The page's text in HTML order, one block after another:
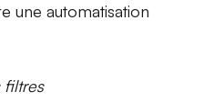
une automatisation
filtres